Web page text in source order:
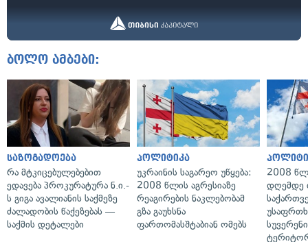
ბოლო ამბები:
საზოგადოება
რა მტკიცებულებებით
ედავება პროკურატურა ნ.ი.-
ს გიგა ავალიანის საქმეზე
ძალადობის წაქეზებას —
საქმის დეტალები
პოლიტიკა
უკრაინის საგარეო უწყება:
2008 წლის აგრესიაზე
რეაგირების ნაკლებობამ
გზა გაუხსნა
ფართომასშტაბიან ომებს
2008
დღემდე